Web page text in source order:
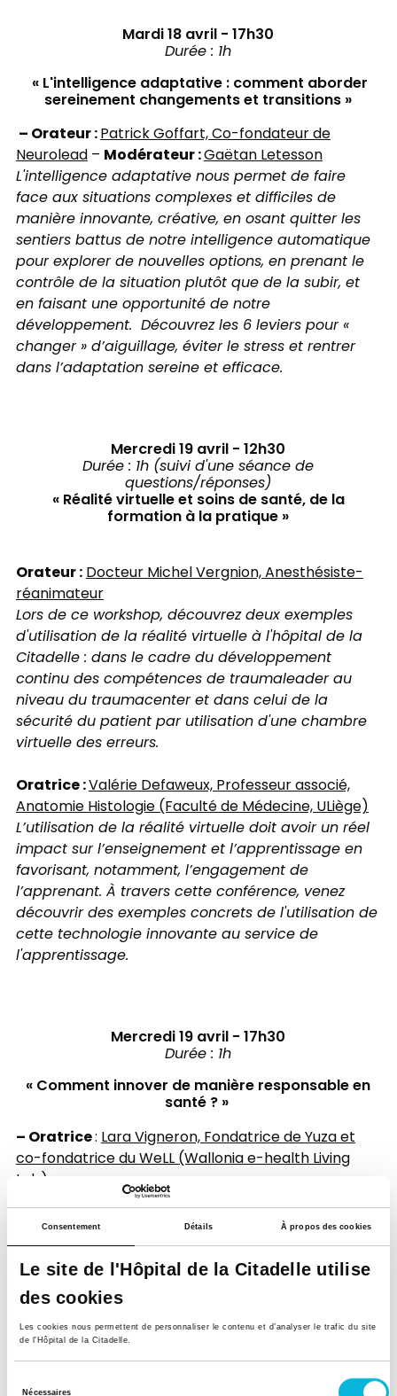
Consentement Détails À propos des cookies
Le site de l'Hôpital de la Citadelle utilise
des cookies
Les cookies nous permettent de personnaliser le contenu et d’analyser le trafic du site
de l'Hôpital de la Citadelle.
Nécessaires
Mardi 18 avril - 17h30
​Durée : 1h
« L'intelligence adaptative : comment aborder
sereinement changements et transitions »
– Orateur :Patrick Goffart, Co-fondateur de
Neurolead– Modérateur :Gaëtan Letesson
L'intelligence adaptative nous permet de faire
face aux situations complexes et difficiles de
manière innovante, créative, en osant quitter les
sentiers battus de notre intelligence automatique
pour explorer de nouvelles options, en prenant le
contrôle de la situation plutôt que de la subir, et
en faisant une opportunité de notre
développement. Découvrez les 6 leviers pour «
changer » d’aiguillage, éviter le stress et rentrer
dans l’adaptation sereine et efficace.
Mercredi 19 avril - 12h30
​Durée : 1h (suivi d'une séance de
questions/réponses)
« Réalité virtuelle et soins de santé, de la
formation à la pratique »
Orateur :Docteur Michel Vergnion, Anesthésiste-
réanimateur
Lors de ce workshop, découvrez deux exemples
d'utilisation de la réalité virtuelle à l'hôpital de la
Citadelle : dans le cadre du développement
continu des compétences de traumaleader au
niveau du traumacenter et dans celui de la
sécurité du patient par utilisation d'une chambre
virtuelle des erreurs.
Oratrice :Valérie Defaweux, Professeur associé,
Anatomie Histologie (Faculté de Médecine, ULiège)
L’utilisation de la réalité virtuelle doit avoir un réel
impact sur l’enseignement et l’apprentissage en
favorisant, notamment, l’engagement de
l’apprenant. À travers cette conférence, venez
découvrir des exemples concrets de l'utilisation de
cette technologie innovante au service de
l'apprentissage.
Mercredi 19 avril - 17h30
​Durée : 1h
« Comment innover de manière responsable en
santé ? »
– Oratrice:Lara Vigneron, Fondatrice de Yuza et
co-fondatrice du WeLL (Wallonia e-health Living
Lab)
Découvrez l'Innovation Responsable en Santé (IRS)
- une nouvelle façon de penser les solutions et les
services de santé, ainsi que les entreprises qui les
commercialisent. L'IRS aide à développer et à
évaluer de nouveaux produits et services pour
relever les grands défis sociaux, économiques et
environnementaux auxquels nous faisons tous
face. Découvrez les 8 principes directeurs
Teckno2030, qui vous donneront des indications